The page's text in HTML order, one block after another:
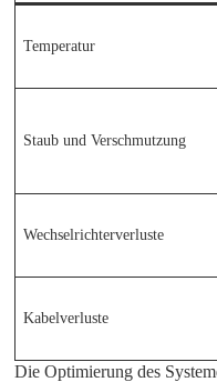
Temperatur
Staub und Verschmutzung
Wechselrichterverluste
Kabelverluste
Die Optimierung des